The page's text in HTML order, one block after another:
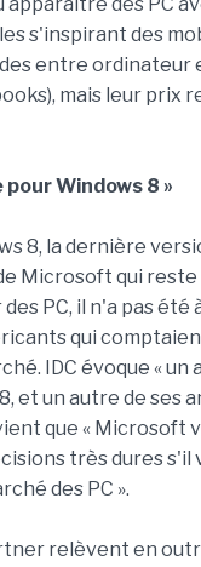
apparaître des PC
s'inspirant des
entre ordinateur
mais leur prix
Windows 8 »
8, la dernière
Microsoft qui
PC, il n'a pas été
qui
IDC évoque « un
et un autre de ses
que « Microsoft
très dures s'il
des PC ».
relèvent en